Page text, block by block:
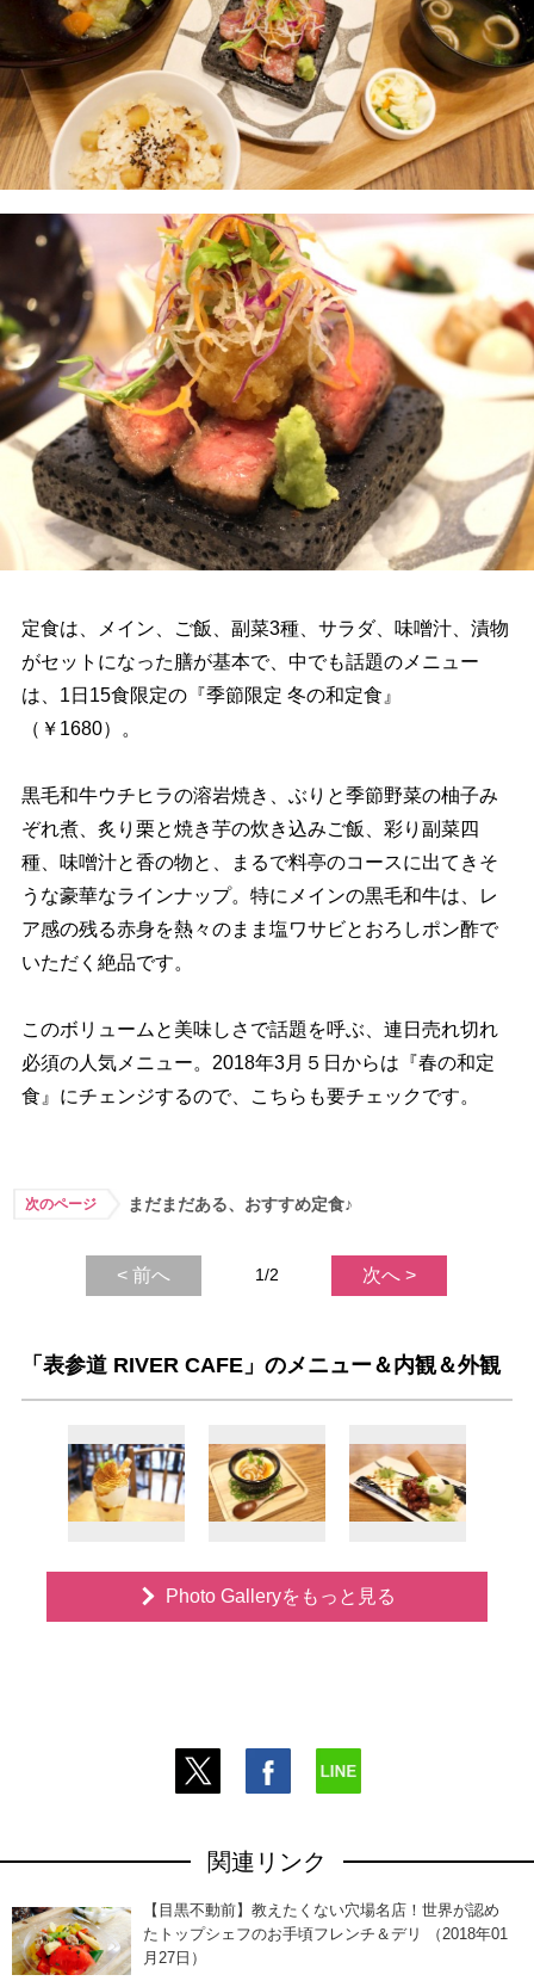
定食は、メイン、ご飯、副菜3種、サラダ、味噌汁、漬物
がセットになった膳が基本で、中でも話題のメニュー
は、1日15食限定の『季節限定 冬の和定食』
（￥1680）。
黒毛和牛ウチヒラの溶岩焼き、ぶりと季節野菜の柚子み
ぞれ煮、炙り栗と焼き芋の炊き込みご飯、彩り副菜四
種、味噌汁と香の物と、まるで料亭のコースに出てきそ
うな豪華なラインナップ。特にメインの黒毛和牛は、レ
ア感の残る赤身を熱々のまま塩ワサビとおろしポン酢で
いただく絶品です。
このボリュームと美味しさで話題を呼ぶ、連日売れ切れ
必須の人気メニュー。2018年3月５日からは『春の和定
食』にチェンジするので、こちらも要チェックです。
次のページ まだまだある、おすすめ定食♪
< 前へ 1/2 次へ >
「表参道 RIVER CAFE」のメニュー＆内観＆外観
Photo Galleryをもっと見る
関連リンク
【目黒不動前】教えたくない穴場名店！世界が認め
たトップシェフのお手頃フレンチ＆デリ （2018年01
月27日）